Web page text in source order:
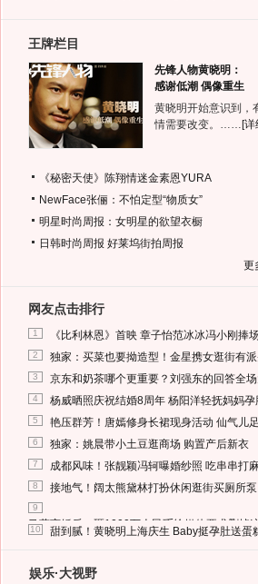
王牌栏目
先锋人物黄晓明：
感谢低潮 偶像重生
黄晓明开始意识到，
情需要改变。…… [详
《秘密天使》陈翔情迷金素恩YURA
NewFace张俪：不怕定型“物质女”
明星时尚周报：女明星的欲望衣橱
日韩时尚周报 好莱坞街拍周报
更
网友点击排行
1 《比利林恩》首映 章子怡范冰冰冯小刚捧
2 独家：买菜也要拗造型！金星携女逛街有
3 京东和奶茶哪个更重要？刘强东的回答全场
4 杨威晒照庆祝结婚8周年 杨阳洋轻抚妈妈孕
5 艳压群芳！唐嫣修身长裙现身活动 仙气儿足
6 独家：姚晨带小土豆逛商场 购置产后新衣
7 成都风味！张靓颖冯轲曝婚纱照 吃串串打
8 接地气！阔太熊黛林打扮休闲逛街买厕所泵
9
马蓉离婚后，砸1000万人民币给媒体要求删掉
10 甜到腻！黄晓明上海庆生 Baby挺孕肚送蛋
娱乐·大视野